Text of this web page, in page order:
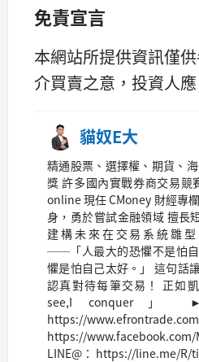
免責宣言
本網站所提供資訊僅
介買賣之意，投資人
貓奴E大
精通股票、選擇權、期貨、
獎 許多國內實戰券商交易競
online 現任 CMoney 財經專
身，勇於嘗試金融領域 擅長
建構未來在交易系統雛
──「人最大的恐懼不是怕
懼是怕自己太好。」 這句話
認真對待每筆交易！ 正如
see,I conquer
https://
https://
LINE@： https://line.me/R/